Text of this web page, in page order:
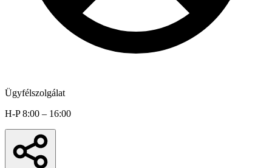
Ügyfélszolgálat
H-P 8:00 – 16:00